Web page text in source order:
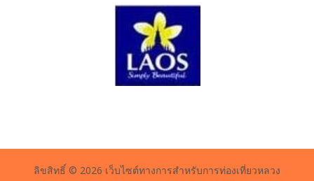
ลิขสิทธิ์ © 2026 เว็บไซต์ทางการสำหรับการท่องเที่ยวหลวง